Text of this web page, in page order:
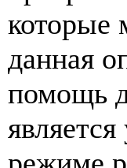
которые
данная
помощь